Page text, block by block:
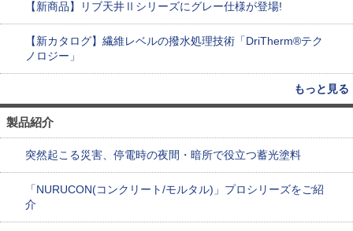
【新商品】リブ天井Ⅱシリーズにグレー仕様が登場!
【新カタログ】繊維レベルの撥水処理技術「DriTherm®テク
ノロジー」
もっと見る
製品紹介
突然起こる災害、停電時の夜間・暗所で役立つ蓄光塗料
「NURUCON(コンクリート/モルタル)」プロシリーズをご紹
介